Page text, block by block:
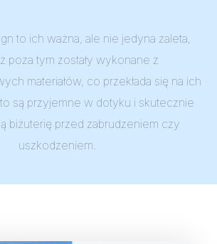
to ich ważna, ale nie jedyna zaleta,
poza tym zostały wykonane z
materiałów, co przekłada się na ich
są przyjemne w dotyku i skutecznie
biżuterię przed zabrudzeniem czy
uszkodzeniem.